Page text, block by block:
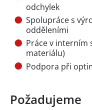
odchylek
Spolupráce s
odděleními
Práce v interním
materiálu)
Podpora při
Požadujeme